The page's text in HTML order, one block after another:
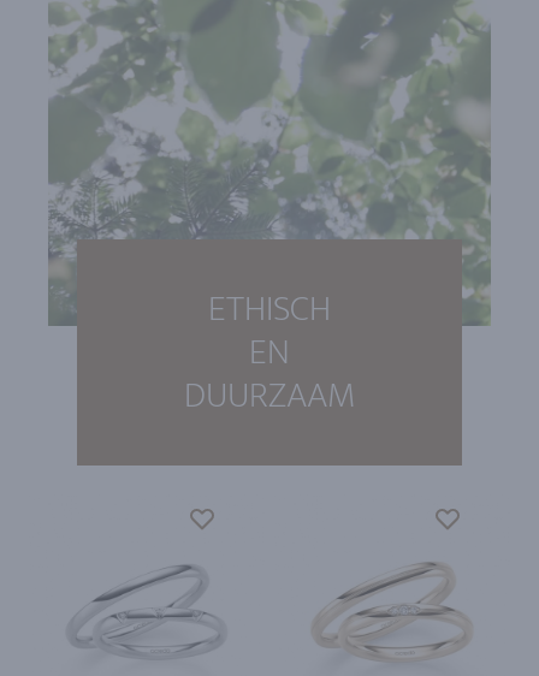
ETHISCH
EN
DUURZAAM